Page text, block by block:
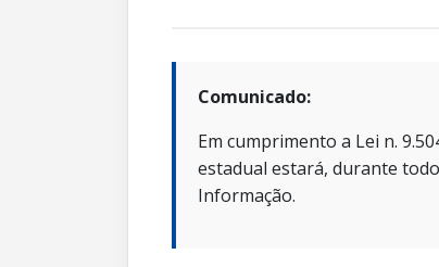
Comunicado:
Em cumprimento a Lei n.
estadual estará, durante
Informação.